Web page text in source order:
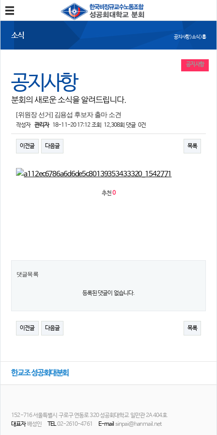
분회소개
소식
공지사항
조합활동
언론보도
참여
자유게시판
자료
분회자료
소식 공지사항 > 소식 > 홈
공지사항
분회의 새로운 소식을 알려드립니다.
공지사항
[위원장 선거] 김용섭 후보자 출마 소견
작성자 관리자 18-11-20 17:12조회 12,308회 댓글 0건
이전글 다음글 목록
추천0
댓글목록
등록된 댓글이 없습니다.
이전글 다음글 목록
한교조 성공회대분회
152-716 서울특별시 구로구 연동로 320 성공회대학교 일만관 2A 404호
대표자배성인 TEL02-2610-4761 E-mail sinpai@hanmail.net